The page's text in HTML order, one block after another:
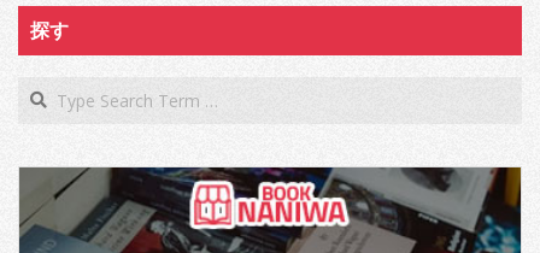
探す
Search